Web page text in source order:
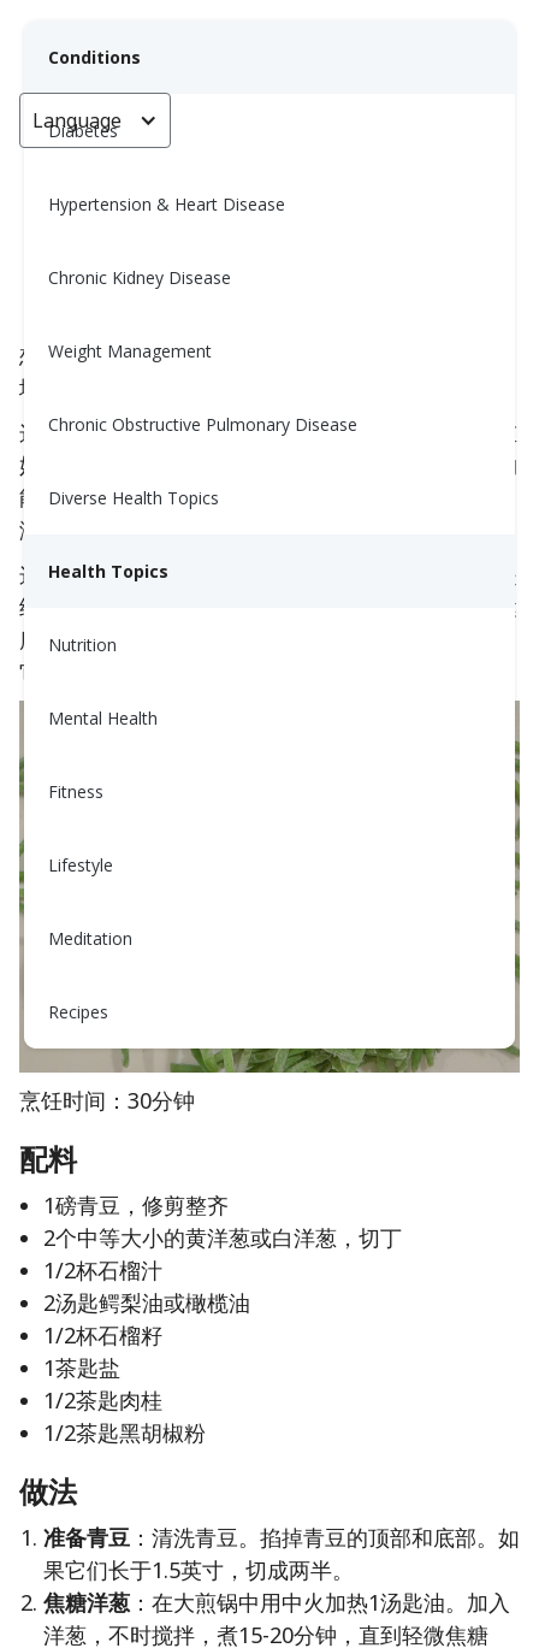
Conditions
Diabetes
Hypertension & Heart Disease
Chronic Kidney Disease
Weight Management
Chronic Obstructive Pulmonary Disease
Diverse Health Topics
Health Topics
Nutrition
Mental Health
Fitness
Lifestyle
Meditation
Recipes
Language
石榴蜜汁四季豆
Nina Ghamrawi, MS, RD, CDE
想要升级你的节日菜单吗？这些石榴蜜汁青豆是来自
地中海黎凡特地区的食谱。
这道菜是青豆炖菜的轻便且美味的替代品，省去了重
奶油、黄油和炸洋葱，平均制作成本更低，每份大约
能节省400卡路里。石榴籽增添了节日的气氛和令人
满意的脆感，与焦糖洋葱和甜蜜的糖浆完美搭配。
这道菜富含抗氧化剂，结合了甜、酸和咸的美味，是
给客人留下深刻印象的完美选择，同时保持轻盈、健
康、实惠，对你的心脏和大脑也很有益！最棒的是？
它非常快！
烹饪时间：30分钟
配料
1磅青豆，修剪整齐
2个中等大小的黄洋葱或白洋葱，切丁
1/2杯石榴汁
2汤匙鳄梨油或橄榄油
1/2杯石榴籽
1茶匙盐
1/2茶匙肉桂
1/2茶匙黑胡椒粉
做法
准备青豆 ：清洗青豆。掐掉青豆的顶部和底部。如
果它们长于1.5英寸，切成两半。
焦糖洋葱 ：在大煎锅中用中火加热1汤匙油。加入
洋葱，不时搅拌，煮15-20分钟，直到轻微焦糖